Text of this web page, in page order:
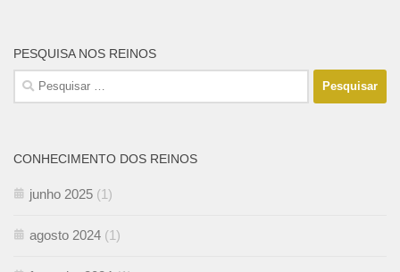
PESQUISA NOS REINOS
Pesquisar
por:
CONHECIMENTO DOS REINOS
junho 2025 (1)
agosto 2024 (1)